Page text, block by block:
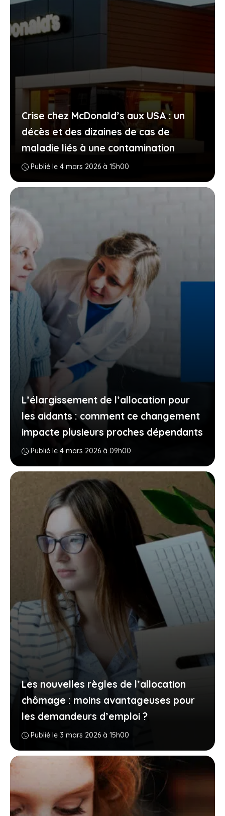
Crise chez McDonald’s aux USA : un
décès et des dizaines de cas de
maladie liés à une contamination
Publié le 4 mars 2026 à 15h00
L’élargissement de l’allocation pour
les aidants : comment ce changement
impacte plusieurs proches dépendants
Publié le 4 mars 2026 à 09h00
Les nouvelles règles de l’allocation
chômage : moins avantageuses pour
les demandeurs d’emploi ?
Publié le 3 mars 2026 à 15h00